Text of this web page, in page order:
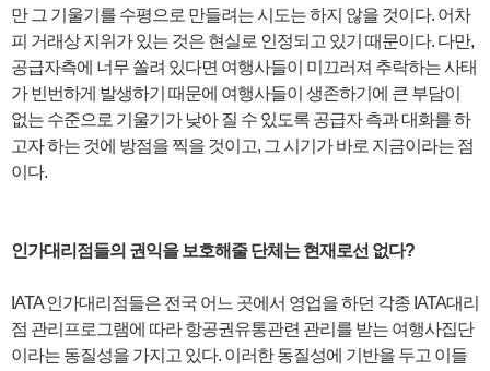
만 그 기울기를 수평으로 만들려는 시도는 하지 않을 것이다. 어차
피 거래상 지위가 있는 것은 현실로 인정되고 있기 때문이다. 다만,
공급자측에 너무 쏠려 있다면 여행사들이 미끄러져 추락하는 사태
가 빈번하게 발생하기 때문에 여행사들이 생존하기에 큰 부담이
없는 수준으로 기울기가 낮아 질 수 있도록 공급자 측과 대화를 하
고자 하는 것에 방점을 찍을 것이고, 그 시기가 바로 지금이라는 점
이다.
인가대리점들의 권익을 보호해줄 단체는 현재로선 없다?
IATA 인가대리점들은 전국 어느 곳에서 영업을 하던 각종 IATA대리
점 관리프로그램에 따라 항공권유통관련 관리를 받는 여행사집단
이라는 동질성을 가지고 있다. 이러한 동질성에 기반을 두고 이들